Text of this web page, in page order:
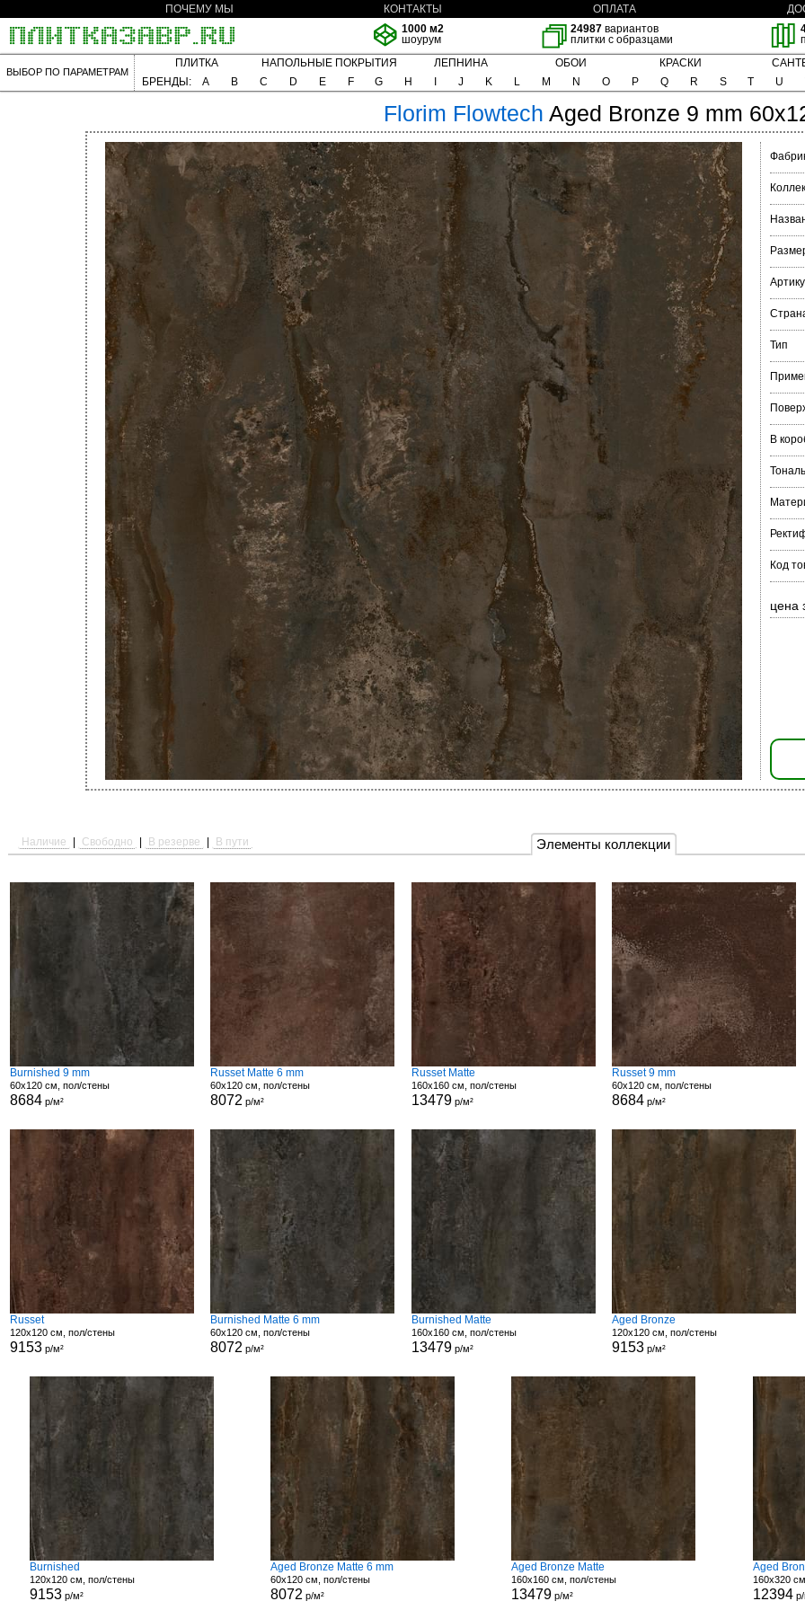
ПОЧЕМУ МЫ КОНТАКТЫ ОПЛАТА
1000 м2
шоурум
24987 вариантов
плитки с образцами
ВЫБОР ПО ПАРАМЕТРАМ
ПЛИТКА НАПОЛЬНЫЕ ПОКРЫТИЯ ЛЕПНИНА ОБОИ КРАСКИ
БРЕНДЫ:
A B C D E F G H J K L M N O P Q R S T U
Florim Flowtech Aged Bronze 9 mm
Тип
В
Код
цена
Элементы коллекции
Наличие Свободно В резерве В пути
Burnished 9 mm
60x120 см, пол/стены
8684р/м²
Russet Matte 6 mm
60x120 см, пол/стены
8072 р/м²
Russet Matte
160x160 см, пол/стены
13479р/м²
Russet 9 mm
60x120 см, пол/стены
8684 р/м²
Russet
120x120 см, пол/стены
9153р/м²
Burnished Matte 6 mm
60x120 см, пол/стены
8072 р/м²
Burnished Matte
160x160 см, пол/стены
13479р/м²
Aged Bronze
120x120 см, пол/стены
9153 р/м²
Burnished
120x120 см, пол/стены
9153 р/м²
Aged Bronze Matte 6 mm
60x120 см, пол/стены
8072 р/м²
Aged Bronze Matte
160x160 см, пол/стены
13479 р/м²
Aged
160x320
12394р/